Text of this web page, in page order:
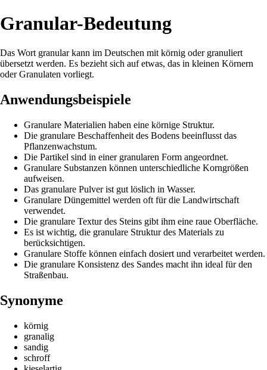
Granular-Bedeutung
Das Wort granular kann im Deutschen mit körnig oder granuliert
übersetzt werden. Es bezieht sich auf etwas, das in kleinen Körnern
oder Granulaten vorliegt.
Anwendungsbeispiele
Granulare Materialien haben eine körnige Struktur.
Die granulare Beschaffenheit des Bodens beeinflusst das
Pflanzenwachstum.
Die Partikel sind in einer granularen Form angeordnet.
Granulare Substanzen können unterschiedliche Korngrößen
aufweisen.
Das granulare Pulver ist gut löslich in Wasser.
Granulare Düngemittel werden oft für die Landwirtschaft
verwendet.
Die granulare Textur des Steins gibt ihm eine raue Oberfläche.
Es ist wichtig, die granulare Struktur des Materials zu
berücksichtigen.
Granulare Stoffe können einfach dosiert und verarbeitet werden.
Die granulare Konsistenz des Sandes macht ihn ideal für den
Straßenbau.
Synonyme
körnig
granalig
sandig
schroff